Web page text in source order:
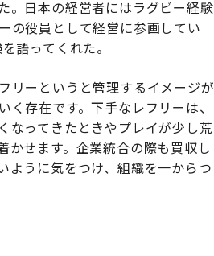
。日本の経営者にはラグビー経験
の役員として経営に参画してい
語ってくれた。
リーというと管理するイメージが
存在です。下手なレフリーは、
なってきたときやプレイが少し荒
かせます。企業統合の際も買収し
ように気をつけ、組織を一からつ